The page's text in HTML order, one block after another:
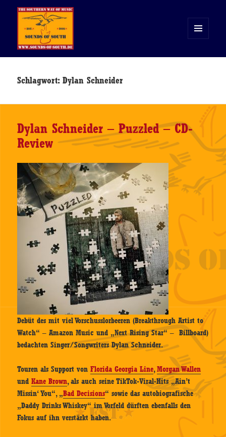
WIDGETS
Schlagwort:Dylan Schneider
Dylan Schneider – Puzzled – CD-
Review
Debüt des mit viel Vorschusslorbeeren (Breakthrough Artist to
Watch“ – Amazon Music und „Next Rising Star“ – Billboard)
bedachten Singer/Songwriters Dylan Schneider.
Touren als Support vonFlorida Georgia Line,Morgan Wallen
undKane Brown, als auch seine TikTok-Viral-Hits „Ain’t
Missin‘ You“, „Bad Decisions“ sowie das autobiografische
„Daddy Drinks Whiskey“ im Vorfeld dürften ebenfalls den
Fokus auf ihn verstärkt haben.